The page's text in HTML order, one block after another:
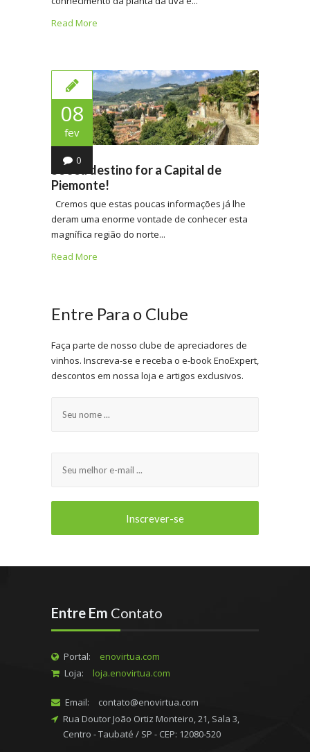
Read More
08
fev
0
Se seu destino for a Capital de
Piemonte!
Cremos que estas poucas informações já lhe
deram uma enorme vontade de conhecer esta
magnífica região do norte...
Read More
Entre Para o Clube
Faça parte de nosso clube de apreciadores de
vinhos. Inscreva-se e receba o e-book EnoExpert,
descontos em nossa loja e artigos exclusivos.
Entre Em Contato
Portal:
enovirtua.com
Loja:
loja.enovirtua.com
Email:
contato@enovirtua.com
Rua Doutor João Ortiz Monteiro, 21, Sala 3,
Centro - Taubaté / SP - CEP: 12080-520